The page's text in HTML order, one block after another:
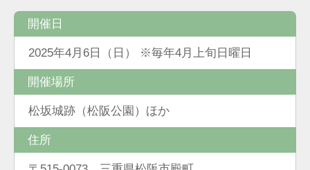
開催日
2025年4月6日（日） ※毎年4月上旬日曜日
開催場所
松坂城跡（松阪公園）ほか
住所